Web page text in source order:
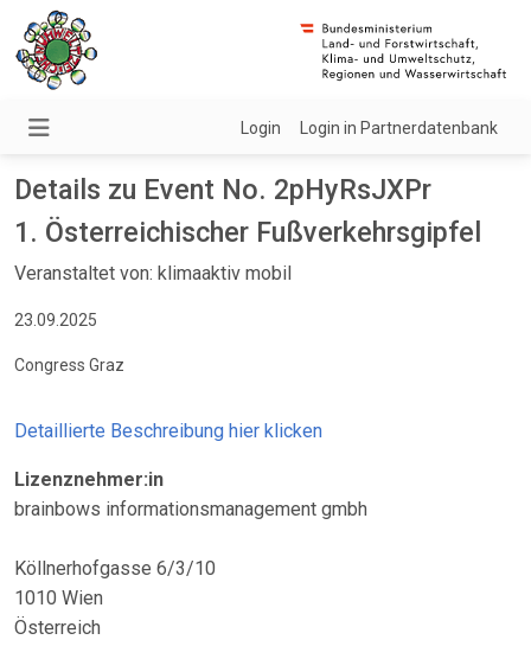
Login Login in Partnerdatenbank
Details zu Event No. 2pHyRsJXPr
1. Österreichischer Fußverkehrsgipfel
Veranstaltet von: klimaaktiv mobil
23.09.2025
Congress Graz
Detaillierte Beschreibung hier klicken
Lizenznehmer:in
brainbows informationsmanagement gmbh
Köllnerhofgasse 6/3/10
1010 Wien
Österreich